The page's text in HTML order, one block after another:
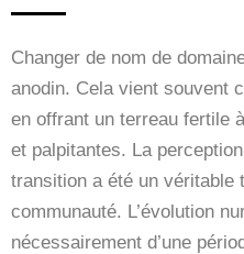
Changer de nom de
anodin. Cela vient souvent
en offrant un terreau fertile
et palpitantes. La
transition a été un véritable
communauté. L’évolution
nécessairement d’une